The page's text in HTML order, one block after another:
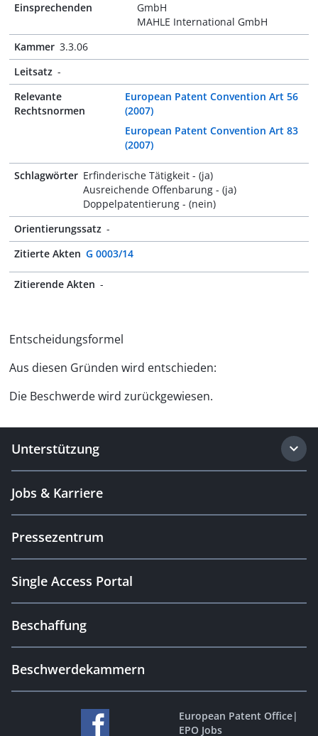
Einsprechenden
GmbH
MAHLE International GmbH
Kammer 3.3.06
Leitsatz -
Relevante
Rechtsnormen
European Patent Convention Art 56
(2007)
European Patent Convention Art 83
(2007)
Schlagwörter Erfinderische Tätigkeit - (ja)
Ausreichende Offenbarung - (ja)
Doppelpatentierung - (nein)
Orientierungssatz -
Zitierte Akten G 0003/14
Zitierende Akten -
Entscheidungsformel
Aus diesen Gründen wird entschieden:
Die Beschwerde wird zurückgewiesen.
Unterstützung
Jobs & Karriere
Pressezentrum
Single Access Portal
Beschaffung
Beschwerdekammern
European Patent Office|
EPO Jobs